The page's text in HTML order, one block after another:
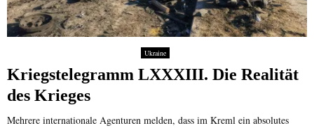
Ukraine
Kriegstelegramm LXXXIII. Die Realität
des Krieges
Mehrere internationale Agenturen melden, dass im Kreml ein absolutes